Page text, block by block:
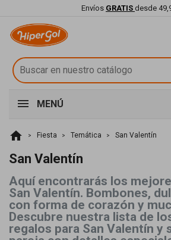
Envíos GRATIS desde
MENÚ
home Fiesta Temática San Valentín
San Valentín
Aquí encontrarás los
San Valentín. Bombones,
con forma de corazón y
Descubre nuestra lista de
regalos para San Valentín y